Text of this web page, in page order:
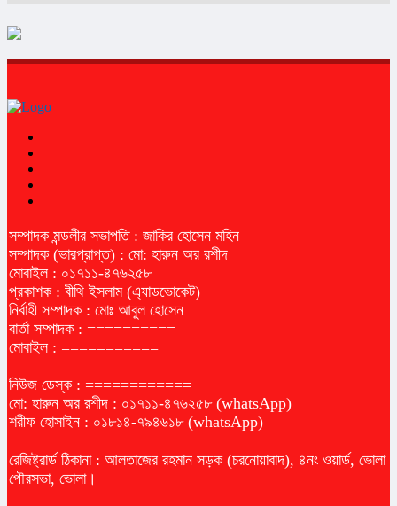
সম্পাদক মন্ডলীর সভাপতি : জাকির হোসেন মহিন
সম্পাদক (ভারপ্রাপ্ত) : মো: হারুন অর রশীদ
মোবাইল : ০১৭১১-৪৭৬২৫৮
প্রকাশক : বীথি ইসলাম (এ্যাডভোকেট)
নির্বাহী সম্পাদক : মোঃ আবুল হোসেন
বার্তা সম্পাদক : ==========
মোবাইল : ===========
নিউজ ডেস্ক : ============
মো: হারুন অর রশীদ : ০১৭১১-৪৭৬২৫৮ (whatsApp)
শরীফ হোসাইন : ০১৮১৪-৭৯৪৬১৮ (whatsApp)
রেজিষ্ট্রার্ড ঠিকানা : আলতাজের রহমান সড়ক (চরনোয়াবাদ), ৪নং ওয়ার্ড, ভোলা
পৌরসভা, ভোলা।